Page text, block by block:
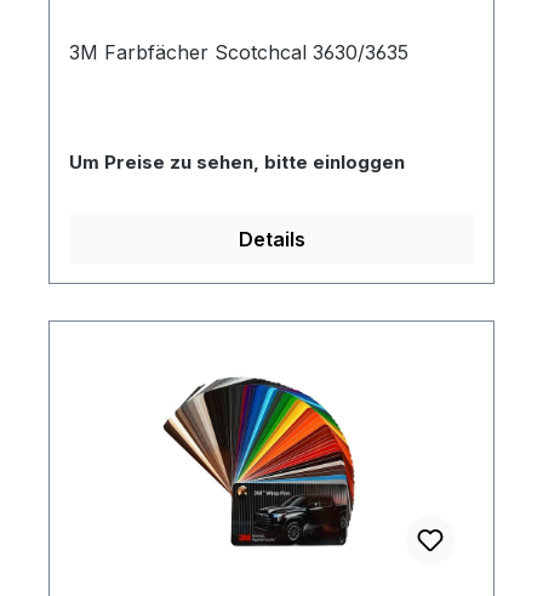
3M Farbfächer Scotchcal 3630/3635
Um Preise zu sehen, bitte einloggen
Details